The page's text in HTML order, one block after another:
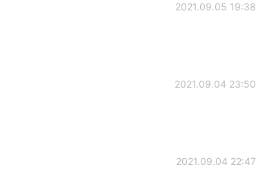
2021.09.05 19:38
2021.09.04 23:50
2021.09.04 22:47